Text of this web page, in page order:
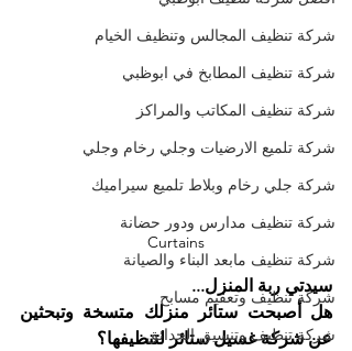
شركة تنظيف المجالس وتنظيف الخيام
شركة تنظيف المطابخ في ابوظبي
شركة تنظيف المكاتب والمراكز
شركة تلميع الارضيات وجلي رخام وجلي
شركة جلي رخام وبلاط تلميع سيراميك
شركة تنظيف مدارس ودور حضانة
شركة تنظيف مابعد البناء والصيانة
شركة تنظيف وتعقيم مسابح
شركة تنظيف وتنسيق الحدائق
Curtains
سيدتي ربة المنزل...
عن شركة غسيل ستائر لتنظيفها؟